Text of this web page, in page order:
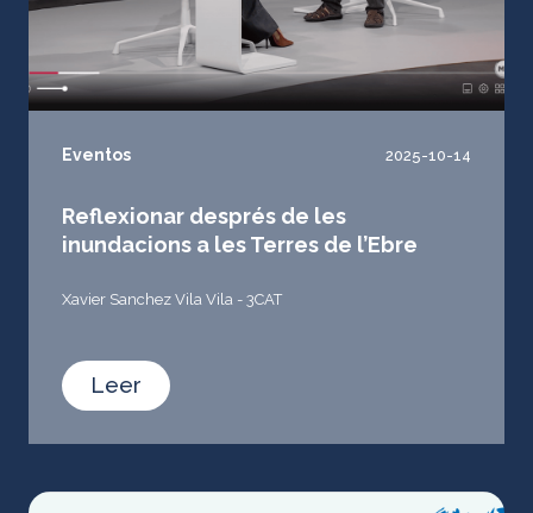
Eventos 2025-10-14
Reflexionar després de les
inundacions a les Terres de l’Ebre
Xavier Sanchez Vila Vila - 3CAT
Leer